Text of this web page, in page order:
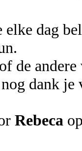
dag
de
dank
Rebeca